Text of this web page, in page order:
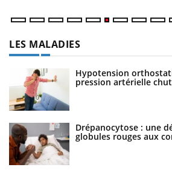
LES MALADIES
Hypotension
pression artérielle
Drépanocytose : une
globules rouges aux